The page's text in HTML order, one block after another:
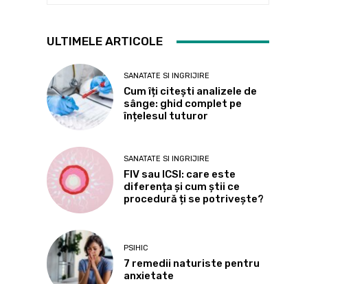
ULTIMELE ARTICOLE
SANATATE SI INGRIJIRE
Cum îți citești analizele de
sânge: ghid complet pe
înțelesul tuturor
SANATATE SI INGRIJIRE
FIV sau ICSI: care este
diferența și cum știi ce
procedură ți se potrivește?
PSIHIC
7 remedii naturiste pentru
anxietate